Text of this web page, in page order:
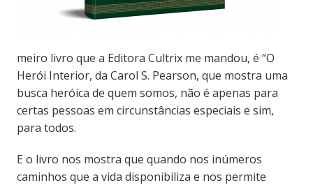
meiro livro que a Editora Cultrix me mandou, é “O
Herói Interior, da Carol S. Pearson, que mostra uma
busca heróica de quem somos, não é apenas para
certas pessoas em circunstâncias especiais e sim,
para todos.
E o livro nos mostra que quando nos inúmeros
caminhos que a vida disponibiliza e nos permite